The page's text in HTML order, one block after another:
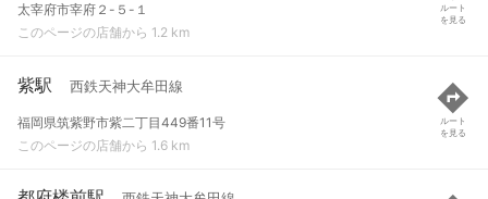
太宰府市宰府２-５-１
このページの店舗から 1.2 km
ルート
を見る
紫駅 西鉄天神大牟田線
福岡県筑紫野市紫二丁目449番11号
このページの店舗から 1.6 km
ルート
を見る